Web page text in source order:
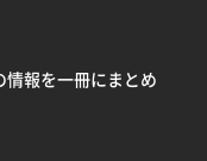
情報を一冊にまとめ